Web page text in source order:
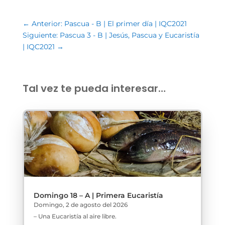
← Anterior: Pascua - B | El primer día | IQC2021
Siguiente: Pascua 3 - B | Jesús, Pascua y Eucaristía
| IQC2021 →
Tal vez te pueda interesar…
Domingo 18 – A | Primera Eucaristía
Domingo, 2 de agosto del 2026
– Una Eucaristía al aire libre.